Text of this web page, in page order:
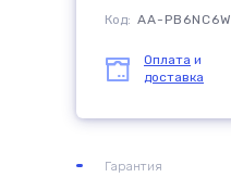
Код: AA-PB6NC6W
Оплата и
доставка
Гарантия